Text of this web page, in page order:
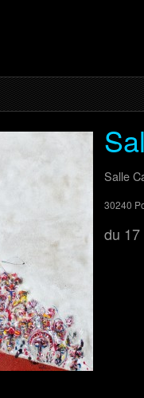
Salle
30240
du